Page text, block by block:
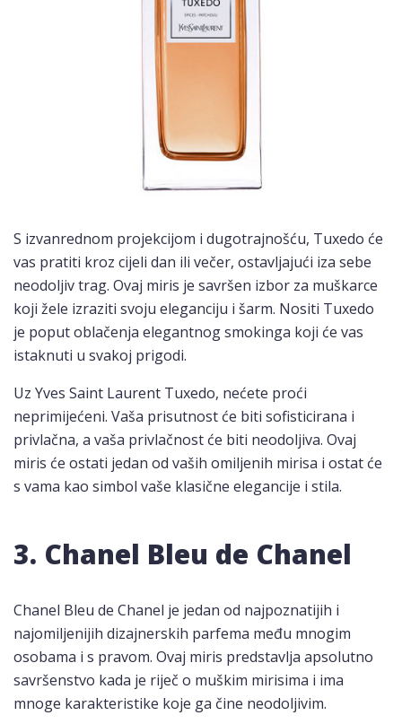
S izvanrednom projekcijom i dugotrajnošću, Tuxedo će
vas pratiti kroz cijeli dan ili večer, ostavljajući iza sebe
neodoljiv trag. Ovaj miris je savršen izbor za muškarce
koji žele izraziti svoju eleganciju i šarm. Nositi Tuxedo
je poput oblačenja elegantnog smokinga koji će vas
istaknuti u svakoj prigodi.
Uz Yves Saint Laurent Tuxedo, nećete proći
neprimijećeni. Vaša prisutnost će biti sofisticirana i
privlačna, a vaša privlačnost će biti neodoljiva. Ovaj
miris će ostati jedan od vaših omiljenih mirisa i ostat će
s vama kao simbol vaše klasične elegancije i stila.
3. Chanel Bleu de Chanel
Chanel Bleu de Chanel je jedan od najpoznatijih i
najomiljenijih dizajnerskih parfema među mnogim
osobama i s pravom. Ovaj miris predstavlja apsolutno
savršenstvo kada je riječ o muškim mirisima i ima
mnoge karakteristike koje ga čine neodoljivim.